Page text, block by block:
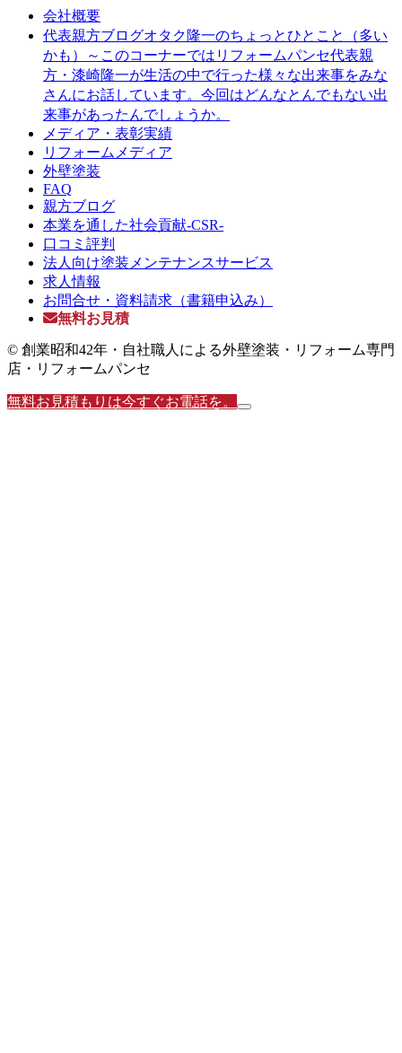
会社概要
代表親方ブログオタク隆一のちょっとひとこと（多い
かも）～このコーナーではリフォームパンセ代表親
方・漆崎隆一が生活の中で行った様々な出来事をみな
さんにお話しています。今回はどんなとんでもない出
来事があったんでしょうか。
メディア・表彰実績
リフォームメディア
外壁塗装
FAQ
親方ブログ
本業を通した社会貢献-CSR-
口コミ評判
法人向け塗装メンテナンスサービス
求人情報
お問合せ・資料請求（書籍申込み）
無料お見積
© 創業昭和42年・自社職人による外壁塗装・リフォーム専門
店・リフォームパンセ
無料お見積もりは今すぐお電話を。